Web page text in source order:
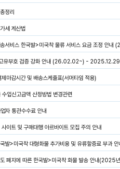
정리
세 계산법
서비스 한국발>미국착 물류 서비스 요금 조정 안내
고유부호 검증 강화 안내 (26.02.02~) - 2025.12.29
마감시간 및 배송스케줄표(서머타임 적용)
입신고금액 산정방법 변경관련
자 통관수수료 안내
이트 및 구매대행 아르바이트 모집 주의 안내
발>미국착 대형화물 추가비용 및 유류할증료 부과
폐지에 따른 한국발>미국착 화물 발송 안내(2025